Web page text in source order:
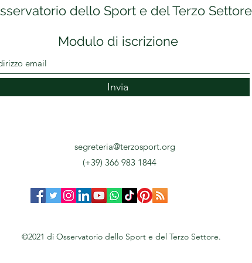
dello Sport e del Terzo Settore
Modulo di iscrizione
Invia
©2021 di Osservatorio dello Sport e del Terzo Settore.
segreteria@terzosport.org
(+39) 366 983 1844